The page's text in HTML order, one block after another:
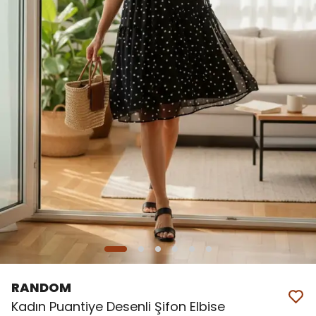
RANDOM
Kadın Puantiye Desenli Şifon Elbise